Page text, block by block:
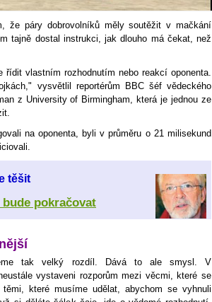
že páry dobrovolníků měly soutěžit v mačkání
tajně dostal instrukci, jak dlouho má čekat, než
řídit vlastním rozhodnutím nebo reakcí oponenta.
vysvětlil reportérům BBC šéf vědeckého
z University of Birmingham, která je jednou ze
na oponenta, byli v průměru o 21 milisekund
těšit
pokračovat
tak velký rozdíl. Dává to ale smysl. V
vystaveni rozporům mezi věcmi, které se
těmi, které musíme udělat, abychom se vyhnuli